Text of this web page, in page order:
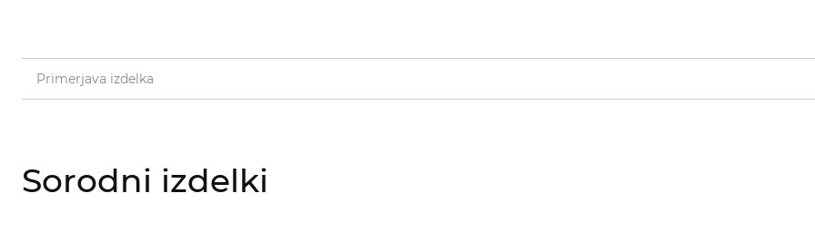
Primerjava izdelka
Sorodni izdelki